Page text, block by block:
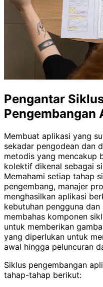
Pengantar
Pengembangan
Membuat aplikasi yang
sekadar pengodean dan
metodis yang mencakup
kolektif dikenal sebagai
Memahami setiap tahap
pengembang, manajer
menghasilkan aplikasi
kebutuhan pengguna
membahas komponen
untuk memberikan
yang diperlukan untuk
awal hingga peluncuran
Siklus pengembangan
tahap-tahap berikut: